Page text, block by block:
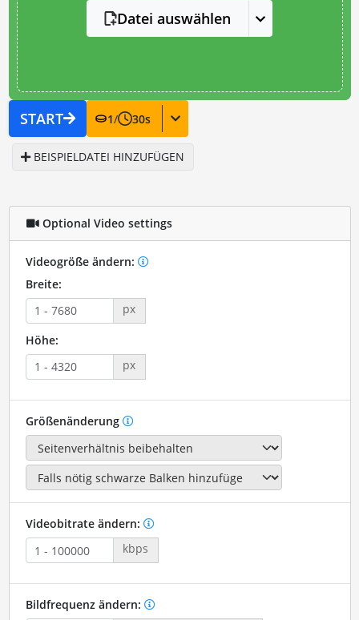
Datei auswählen
START 1/ 30s
BEISPIELDATEI HINZUFÜGEN
Optional Video settings
Videogröße ändern:
Breite:
px
Höhe:
px
Größenänderung
Videobitrate ändern:
kbps
Bildfrequenz ändern: